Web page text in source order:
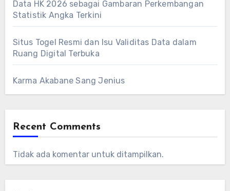
Data HK 2026 sebagai Gambaran Perkembangan
Statistik Angka Terkini
Situs Togel Resmi dan Isu Validitas Data dalam
Ruang Digital Terbuka
Karma Akabane Sang Jenius
Recent Comments
Tidak ada komentar untuk ditampilkan.